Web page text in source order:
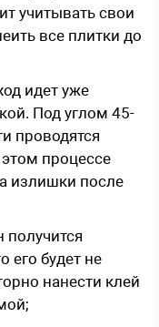
учитывать свои
все плитки до
идет уже
Под углом 45-
проводятся
процессе
излишки после
получится
его будет не
нанести клей